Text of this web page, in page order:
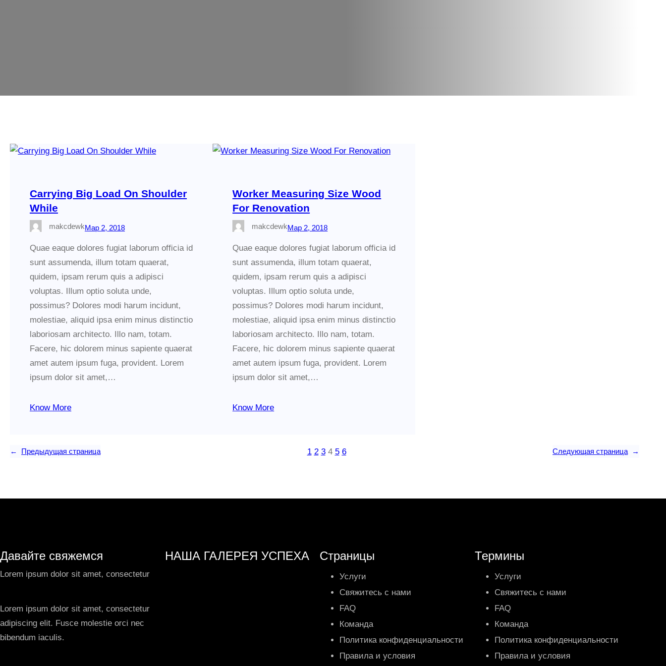
Carrying Big Load On Shoulder
While
makcdewkМар 2, 2018
Quae eaque dolores fugiat laborum officia id
sunt assumenda, illum totam quaerat,
quidem, ipsam rerum quis a adipisci
voluptas. Illum optio soluta unde,
possimus? Dolores modi harum incidunt,
molestiae, aliquid ipsa enim minus distinctio
laboriosam architecto. Illo nam, totam.
Facere, hic dolorem minus sapiente quaerat
amet autem ipsum fuga, provident. Lorem
ipsum dolor sit amet,…
Know More
Worker Measuring Size Wood
For Renovation
makcdewkМар 2, 2018
Quae eaque dolores fugiat laborum officia id
sunt assumenda, illum totam quaerat,
quidem, ipsam rerum quis a adipisci
voluptas. Illum optio soluta unde,
possimus? Dolores modi harum incidunt,
molestiae, aliquid ipsa enim minus distinctio
laboriosam architecto. Illo nam, totam.
Facere, hic dolorem minus sapiente quaerat
amet autem ipsum fuga, provident. Lorem
ipsum dolor sit amet,…
Know More
← Предыдущая страница 1 2 3 4 5 6 Следующая страница →
Давайте свяжемся
Lorem ipsum dolor sit amet, consectetur
Lorem ipsum dolor sit amet, consectetur
adipiscing elit. Fusce molestie orci nec
bibendum iaculis.
НАША ГАЛЕРЕЯ УСПЕХА Страницы
Услуги
Свяжитесь с нами
FAQ
Команда
Политика конфиденциальности
Правила и условия
Термины
Услуги
Свяжитесь с нами
FAQ
Команда
Политика конфиденциальности
Правила и условия